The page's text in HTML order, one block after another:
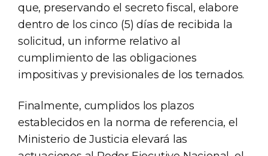
que, preservando el secreto fiscal, elabore
dentro de los cinco (5) días de recibida la
solicitud, un informe relativo al
cumplimiento de las obligaciones
impositivas y previsionales de los ternados.
Finalmente, cumplidos los plazos
establecidos en la norma de referencia, el
Ministerio de Justicia elevará las